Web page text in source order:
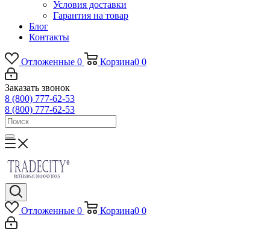
Условия доставки
Гарантия на товар
Блог
Контакты
Отложенные 0 Корзина0 0
Заказать звонок
8 (800) 777-62-53
8 (800) 777-62-53
Отложенные 0 Корзина0 0